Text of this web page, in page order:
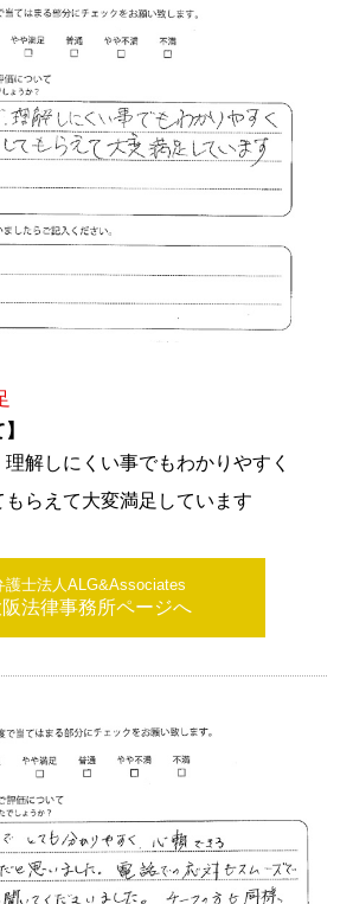
解しにくい事でもわかりやすく
らえて大変満足しています
護士法人ALG&Associates
阪法律事務所ページへ